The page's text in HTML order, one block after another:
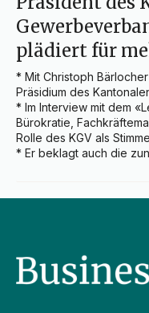
plädiert für
* Mit Christoph
Präsidium des
* Im Interview mit dem
Bürokratie,
Rolle des KGV als
* Er beklagt auch die